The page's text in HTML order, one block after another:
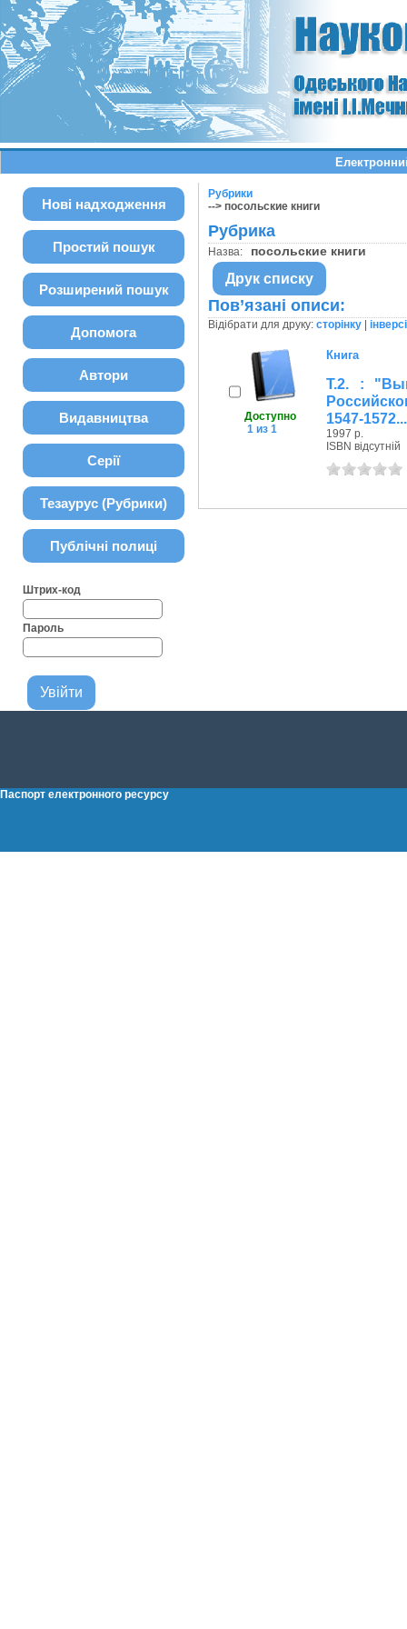
Нові надходження
Простий пошук
Розширений пошук
Допомога
Автори
Видавництва
Серії
Тезаурус (Рубрики)
Публічні полиці
Штрих-код
Пароль
Рубрики
--> посольские книги
Рубрика
Назва: посольские книги
Друк списку
Пов’язані описи:
Відібрати для друку: сторінку|
Доступно
1 из 1
Книга
Т.2. :
1547-1572...
1997 р.
ISBN відсутній
Паспорт електронного ресурсу